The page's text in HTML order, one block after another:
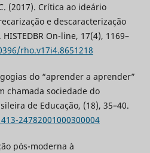
(2017). Crítica ao ideário
e descaracterização
On-line, 17(4), 1169–
rho.v17i4.8651218
do “aprender a aprender”
chamada sociedade do
de Educação, (18), 35–40.
24782001000300004
pós-moderna à